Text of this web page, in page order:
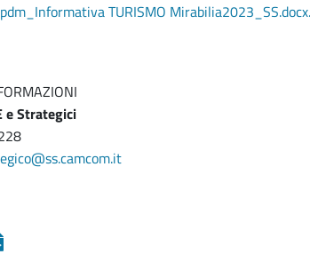
TURISMO
e Strategici